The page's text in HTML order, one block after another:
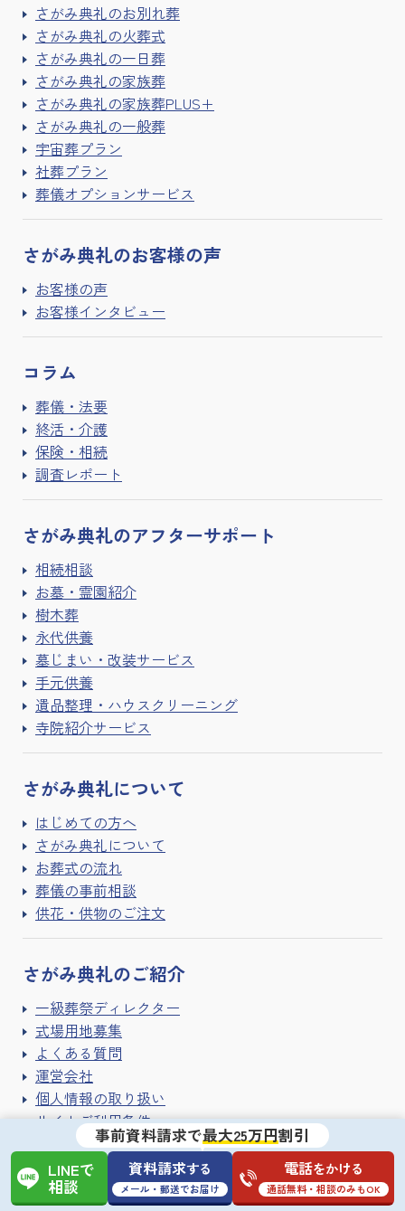
さがみ典礼のお別れ葬
さがみ典礼の火葬式
さがみ典礼の一日葬
さがみ典礼の家族葬
さがみ典礼の家族葬PLUS+
さがみ典礼の一般葬
宇宙葬プラン
社葬プラン
葬儀オプションサービス
さがみ典礼のお客様の声
お客様の声
お客様インタビュー
コラム
葬儀・法要
終活・介護
保険・相続
調査レポート
さがみ典礼のアフターサポート
相続相談
お墓・霊園紹介
樹木葬
永代供養
墓じまい・改装サービス
手元供養
遺品整理・ハウスクリーニング
寺院紹介サービス
さがみ典礼について
はじめての方へ
さがみ典礼について
お葬式の流れ
葬儀の事前相談
供花・供物のご注文
さがみ典礼のご紹介
一級葬祭ディレクター
式場用地募集
よくある質問
運営会社
個人情報の取り扱い
サイトご利用条件
サイトマップ事前資料請求で最大25万円割引
LINEで
相談
資料請求する
メール・郵送でお届け
電話をかける
通話無料・相談のみもOK